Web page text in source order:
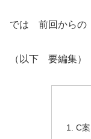
では 前回から
（以下 要編集）
C